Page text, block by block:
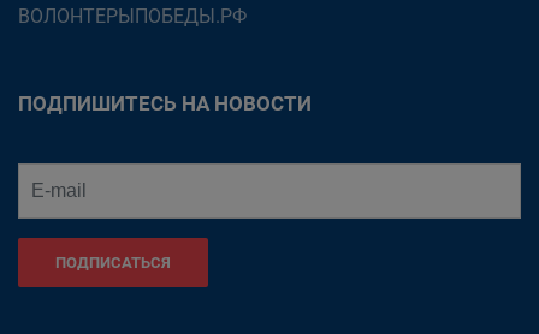
ВОЛОНТЕРЫПОБЕДЫ.РФ
ПОДПИШИТЕСЬ НА НОВОСТИ
ПОДПИСАТЬСЯ